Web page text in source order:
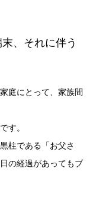
、それに伴う
庭にとって、家族間
す。
柱である「お父さ
の経過があってもブ